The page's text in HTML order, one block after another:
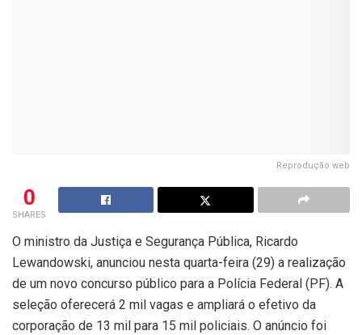
Reprodução web
0
SHARES
O ministro da Justiça e Segurança Pública, Ricardo
Lewandowski, anunciou nesta quarta-feira (29) a realização
de um novo concurso público para a Polícia Federal (PF). A
seleção oferecerá 2 mil vagas e ampliará o efetivo da
corporação de 13 mil para 15 mil policiais. O anúncio foi